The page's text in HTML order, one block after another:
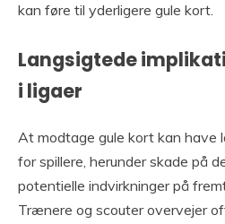
kan føre til yderligere gule kort.
Langsigtede
i ligaer
At modtage gule kort kan have
for spillere, herunder skade på
potentielle indvirkninger på
Trænere og scouter overvejer